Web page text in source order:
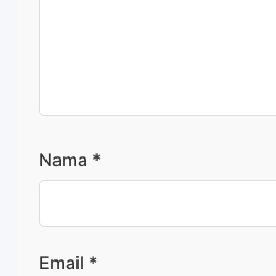
Nama *
Email *